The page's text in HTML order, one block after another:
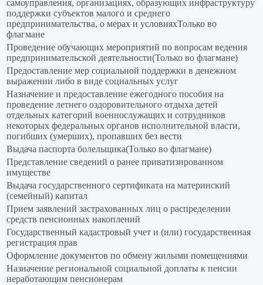
самоуправления, организациях, образующих инфраструктуру
поддержки субъектов малого и среднего
предпринимательства, о мерах и условияхТолько во
флагмане
Проведение обучающих мероприятий по вопросам ведения
предпринимательской деятельности(Только во флагмане)
Предоставление мер социальной поддержки в денежном
выражении либо в виде социальных услуг
Назначение и предоставление ежегодного пособия на
проведение летнего оздоровительного отдыха детей
отдельных категорий военнослужащих и сотрудников
некоторых федеральных органов исполнительной власти,
погибших (умерших), пропавших без вести
Выдача паспорта болельщика(Только во флагмане)
Представление сведений о ранее приватизированном
имуществе
Выдача государственного сертификата на материнский
(семейный) капитал
Прием заявлений застрахованных лиц о распределении
средств пенсионных накоплений
Государственный кадастровый учет и (или) государственная
регистрация прав
Оформление документов по обмену жилыми помещениями
Назначение региональной социальной доплаты к пенсии
неработающим пенсионерам